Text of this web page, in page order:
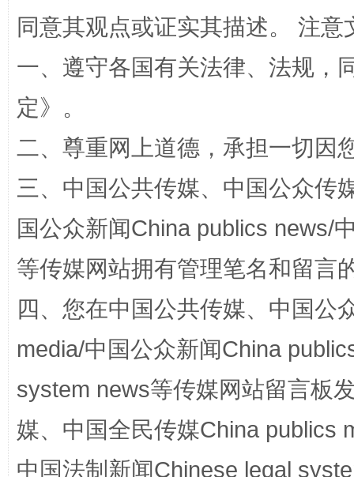
同意其观点或证实其描述。 注
一、遵守各国有关法律、法规，
定》。
二、尊重网上道德，承担一切因
三、中国公共传媒、中国公众传
国公众新闻China publics news/
等传媒网站拥有管理笔名和留言
四、您在中国公共传媒、中国公
media/中国公众新闻China
system news等传媒网站留言板
媒、中国全民传媒China publics
中国法制新闻Chinese legal